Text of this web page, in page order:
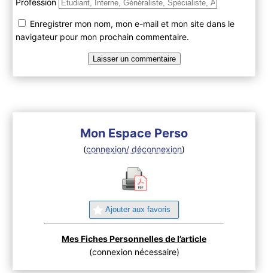
Enregistrer mon nom, mon e-mail et mon site dans le
navigateur pour mon prochain commentaire.
Mon Espace Perso
(connexion/ déconnexion)
Ajouter aux favoris
Mes Fiches Personnelles de l’article
(connexion nécessaire)